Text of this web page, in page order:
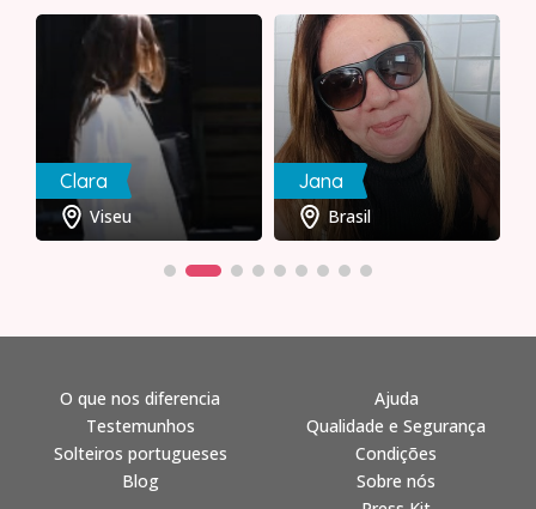
Clara
Viseu
Jana
Brasil
O que nos diferencia
Testemunhos
Solteiros portugueses
Blog
Ajuda
Qualidade e Segurança
Condições
Sobre nós